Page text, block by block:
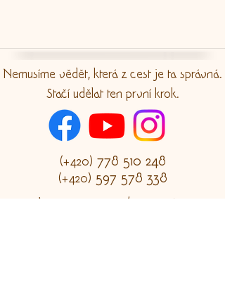
Nemusíme vědět, která z cest je ta správná.
Stačí udělat ten první krok.
(+420) 778 510 248
(+420) 597 578 338
​​Chopinova 103 / 7, Havířov